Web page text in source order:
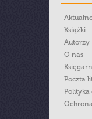
Książki
Autorzy
O nas
Poczta
Polityka